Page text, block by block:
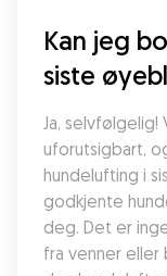
Kan jeg
siste
Ja,
uforutsigbart,
hundelufting i
godkjente
deg. Det er
fra venner eller